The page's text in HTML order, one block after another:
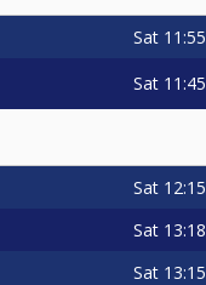
Sat 11:55
Sat 11:45
Sat 12:15
Sat 13:18
Sat 13:15